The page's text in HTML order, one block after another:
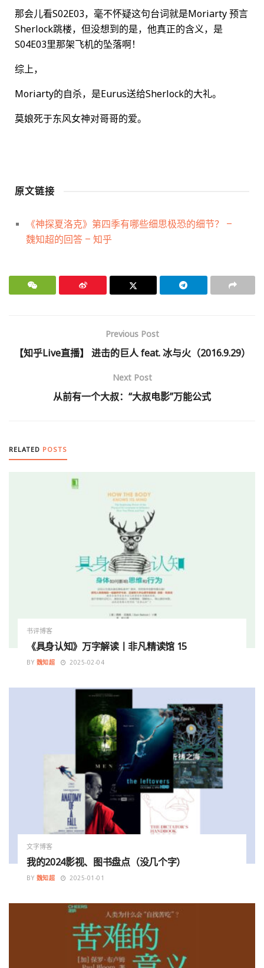
那会儿看S02E03，毫不怀疑这句台词就是Moriarty 预言
Sherlock跳楼，但没想到的是，他真正的含义，是
S04E03里那架飞机的坠落啊！
综上，
Moriarty的自杀，是Eurus送给Sherlock的大礼。
莫娘死于东风女神对哥哥的爱。
原文链接
《神探夏洛克》第四季有哪些细思极恐的细节？ –
魏知超的回答 – 知乎
Previous Post
【知乎Live直播】 进击的巨人 feat. 冰与火（2016.9.29）
Next Post
从前有一个大叔：“大叔电影”万能公式
RELATED POSTS
书评博客
《具身认知》万字解读丨非凡精读馆 15
BY 魏知超 2025-02-04
文字博客
我的2024影视、图书盘点（没几个字）
BY 魏知超 2025-01-01